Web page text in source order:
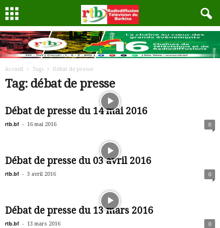
Accueil Tags Débat de presse
Tag: débat de presse
Débat de presse du 14 mai 2016
rtb.bf - 16 mai 2016 0
Débat de presse du 03 avril 2016
rtb.bf - 3 avril 2016 0
Débat de presse du 13 mars 2016
rtb.bf - 13 mars 2016 0